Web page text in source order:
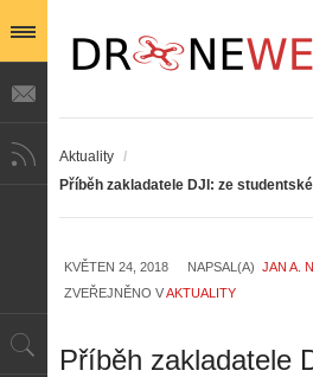
Aktuality /
Příběh zakladatele DJI: ze
KVĚTEN 24, 2018 NAPSAL(A) JAN A.
ZVEŘEJNĚNO VAKTUALITY
Příběh zakladatele